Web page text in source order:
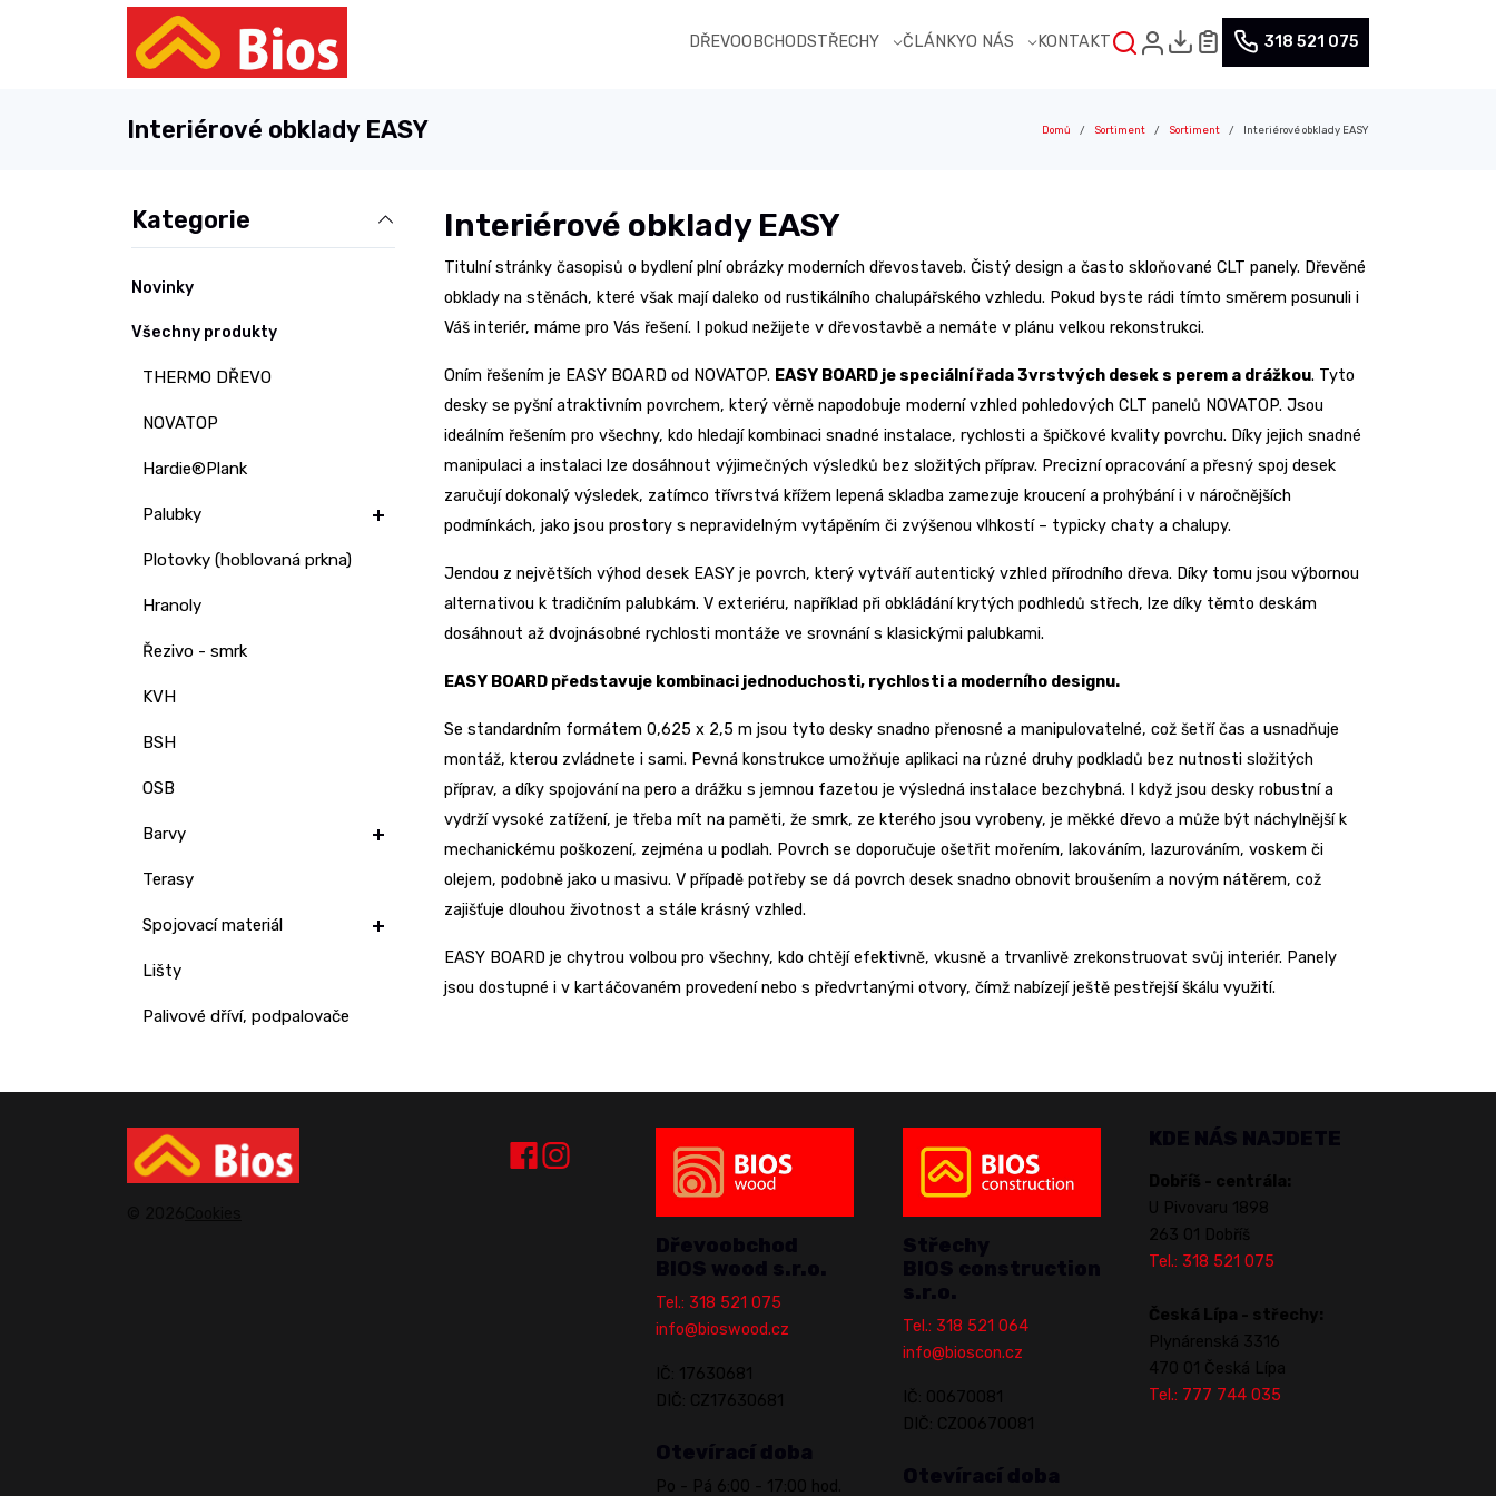
DŘEVOOBCHODSTŘECHY ČLÁNKYO NÁS KONTAKT 318 521 075
Interiérové obklady EASY Domů Sortiment Sortiment Interiérové obklady EASY
Kategorie
Novinky
Všechny produkty
THERMO DŘEVO
NOVATOP
Hardie®Plank
Palubky
Plotovky (hoblovaná prkna)
Hranoly
Řezivo - smrk
KVH
BSH
OSB
Barvy
Terasy
Spojovací materiál
Lišty
Palivové dříví, podpalovače
Interiérové obklady EASY
Titulní stránky časopisů o bydlení plní obrázky moderních dřevostaveb. Čistý design a často skloňované CLT panely. Dřevěné
obklady na stěnách, které však mají daleko od rustikálního chalupářského vzhledu. Pokud byste rádi tímto směrem posunuli i
Váš interiér, máme pro Vás řešení. I pokud nežijete v dřevostavbě a nemáte v plánu velkou rekonstrukci.
Oním řešením je EASY BOARD od NOVATOP. EASY BOARD je speciální řada 3vrstvých desek s perem a drážkou. Tyto
desky se pyšní atraktivním povrchem, který věrně napodobuje moderní vzhled pohledových CLT panelů NOVATOP. Jsou
ideálním řešením pro všechny, kdo hledají kombinaci snadné instalace, rychlosti a špičkové kvality povrchu. Díky jejich snadné
manipulaci a instalaci lze dosáhnout výjimečných výsledků bez složitých příprav. Precizní opracování a přesný spoj desek
zaručují dokonalý výsledek, zatímco třívrstvá křížem lepená skladba zamezuje kroucení a prohýbání i v náročnějších
podmínkách, jako jsou prostory s nepravidelným vytápěním či zvýšenou vlhkostí – typicky chaty a chalupy.
Jendou z největších výhod desek EASY je povrch, který vytváří autentický vzhled přírodního dřeva. Díky tomu jsou výbornou
alternativou k tradičním palubkám. V exteriéru, například při obkládání krytých podhledů střech, lze díky těmto deskám
dosáhnout až dvojnásobné rychlosti montáže ve srovnání s klasickými palubkami.
EASY BOARD představuje kombinaci jednoduchosti, rychlosti a moderního designu.
Se standardním formátem 0,625 x 2,5 m jsou tyto desky snadno přenosné a manipulovatelné, což šetří čas a usnadňuje
montáž, kterou zvládnete i sami. Pevná konstrukce umožňuje aplikaci na různé druhy podkladů bez nutnosti složitých
příprav, a díky spojování na pero a drážku s jemnou fazetou je výsledná instalace bezchybná. I když jsou desky robustní a
vydrží vysoké zatížení, je třeba mít na paměti, že smrk, ze kterého jsou vyrobeny, je měkké dřevo a může být náchylnější k
mechanickému poškození, zejména u podlah. Povrch se doporučuje ošetřit mořením, lakováním, lazurováním, voskem či
olejem, podobně jako u masivu. V případě potřeby se dá povrch desek snadno obnovit broušením a novým nátěrem, což
zajišťuje dlouhou životnost a stále krásný vzhled.
EASY BOARD je chytrou volbou pro všechny, kdo chtějí efektivně, vkusně a trvanlivě zrekonstruovat svůj interiér. Panely
jsou dostupné i v kartáčovaném provedení nebo s předvrtanými otvory, čímž nabízejí ještě pestřejší škálu využití.
Dřevoobchod
BIOS wood s.r.o.
Tel.: 318 521 075
info@bioswood.cz
IČ: 17630681
DIČ: CZ17630681
Otevírací doba
Po - Pá 6:00 - 17:00 hod.
Střechy
BIOS construction
s.r.o.
Tel.: 318 521 064
info@bioscon.cz
IČ: 00670081
DIČ: CZ00670081
Otevírací doba
KDE NÁS NAJDETE
Dobříš - centrála:
U Pivovaru 1898
263 01 Dobříš
Tel.: 318 521 075
Česká Lípa - střechy:
Plynárenská 3316
470 01 Česká Lípa
Tel.: 777 744 035